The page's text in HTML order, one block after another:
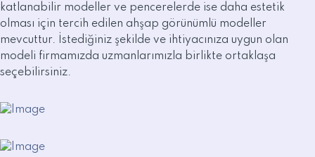
katlanabilir modeller ve pencerelerde ise daha estetik
olması için tercih edilen ahşap görünümlü modeller
mevcuttur. İstediğiniz şekilde ve ihtiyacınıza uygun olan
modeli firmamızda uzmanlarımızla birlikte ortaklaşa
seçebilirsiniz.